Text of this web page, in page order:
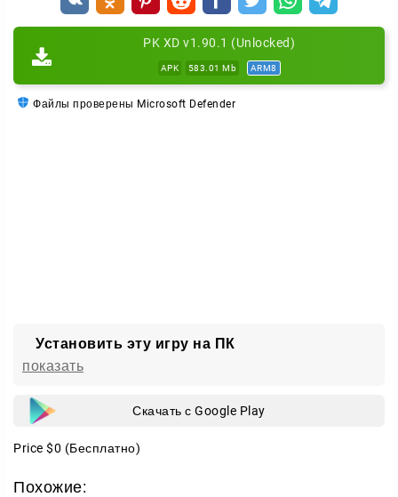
игры, но и для веселого времяпрепровождения в
компании.
В игре регулярно появляются тематические
использовать транспорт, плавать, изучать открытые
не сводится к простому перемещению между
точками.
игру на разных устройствах без потери прогресса.
PK XD v1.90.1 (Unlocked)
APK 583.01 Mb ARM8
Файлы проверены Microsoft Defender
Установить эту игру на ПК
показать
Скачать с Google Play
Price $0 (Бесплатно)
Похожие: